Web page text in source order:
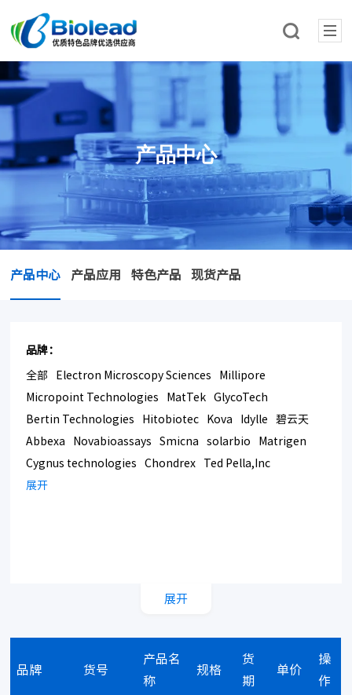
产品中心
产品中心 产品应用 特色产品 现货产品
品牌：
全部 Electron Microscopy Sciences
Millipore
Micropoint Technologies
MatTek
GlycoTech
Bertin Technologies
Hitobiotec Kova Idylle
碧云天
Abbexa
Novabioassays Smicna solarbio
Matrigen
Cygnus technologies
Chondrex
Ted Pella,Inc
Bmrsupply
展开
展开
品牌 货号
产品名
称
规格
货
期
单价
操
作